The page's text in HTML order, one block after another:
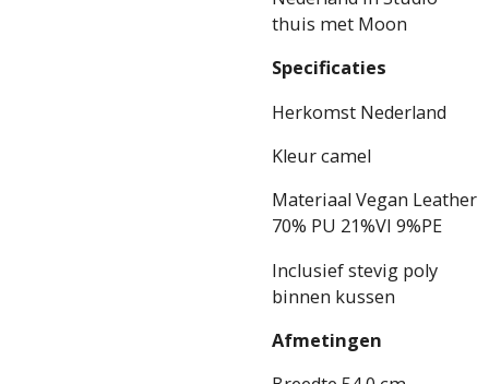
thuis met Moon
Specificaties
Herkomst Nederland
Kleur camel
Materiaal Vegan Leather
70% PU 21%VI 9%PE
Inclusief stevig poly
binnen kussen
Afmetingen